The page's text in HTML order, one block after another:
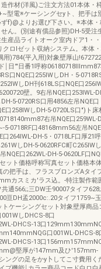
作材(洋風)ご注文方法01本体・
型電※ケーシングセyト、把手は
f)@よりお選び下さい。※本体・
ん。(別途有償品参照)DH-5受注
産品ライトオーク室内ドア1・
クロlゼット収納システム。本体
用)784(平入用)対象壁厚山
￨日'"日番1呼称
口NQE口255IWしDH・5-
しDH刊618LS口NQE口
壁。9右吊NQE口253IWL-
5-0720RS口用4856左吊NQE口
口258IWしDH-5-0720LS口")ト床
右吊NQE口259WL-
5-0718RF口48168mm56左吊
口264IWL-DH-5・0718LF口厚21
しDH-5-0620RFC町C265IWし
NQE口262WL-DH-5-0620LF口
ット価格呼称写真セット価格本体
把手は、フラスブロンズAタイ
カスミカ'ラス込。-特注製作範
通566;;三DW壬90007タイフ
亘DH孟2000c:.20タイフ1759~
ケーシングセット対象壁厚商品
しDHCS-8口
DHCS-13口
口001WL-DHCS-8
DHCS-13口
堅厚が147mm及ひ'157mm-
ングの足をかy卜してこ寸費用く